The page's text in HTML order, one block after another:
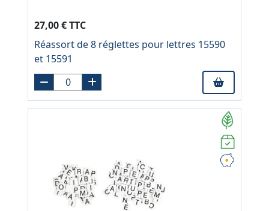
27,00 € TTC
Réassort de 8 réglettes pour lettres 15590
et 15591